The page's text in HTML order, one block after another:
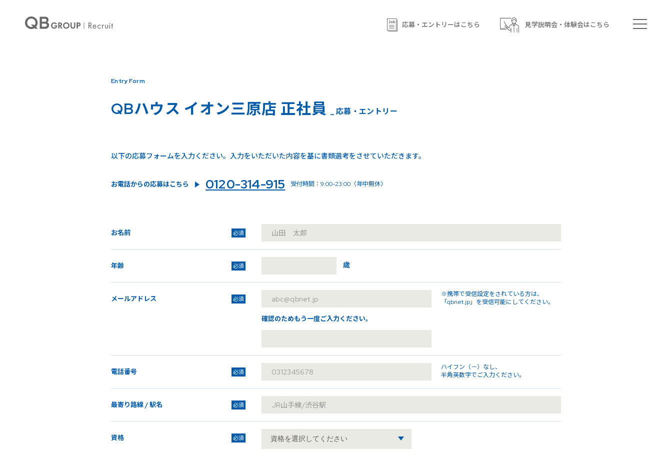
応募・エントリーはこちら 見学説明会・体験会はこちら
Entry Form
QBハウス イオン三原店 正社員 _ 応募・エントリー
以下の応募フォームを入力ください。入力をいただいた内容を基に書類選考をさせていただきます。
お電話からの応募はこちら 0120-314-915 受付時間：9:00-23:00（年中無休）
お名前 必須
年齢 必須 歳
メールアドレス 必須
確認のためもう一度ご入力ください。
※携帯で受信設定をされている方は、
「qbnet.jp」を受信可能にしてください。
電話番号 必須
ハイフン（－）なし、
半角英数字でご入力ください。
最寄り路線 / 駅名 必須
資格 必須